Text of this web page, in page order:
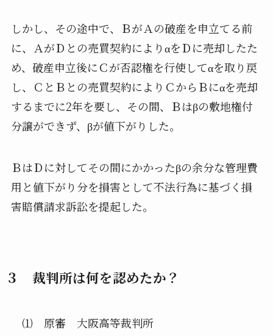
しかし、その途中で、ＢがＡの破産を申立てる前
に、ＡがＤとの売買契約によりαをＤに売却したた
め、破産申立後にＣが否認権を行使してαを取り戻
し、ＣとＢとの売買契約によりＣからＢにαを売却
するまでに2年を要し、その間、Ｂはβの敷地権付
分譲ができず、βが値下がりした。
ＢはＤに対してその間にかかったβの余分な管理費
用と値下がり分を損害として不法行為に基づく損
害賠償請求訴訟を提起した。
３ 裁判所は何を認めたか？
⑴ 原審 大阪高等裁判所